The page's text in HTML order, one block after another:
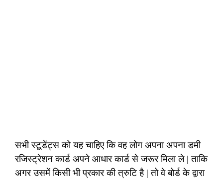
सभी स्टूडेंट्स को यह चाहिए कि वह लोग अपना अपना डमी
रजिस्ट्रेशन कार्ड अपने आधार कार्ड से जरूर मिला ले | ताकि
अगर उसमें किसी भी प्रकार की त्रुटि है | तो वे बोर्ड के द्वारा